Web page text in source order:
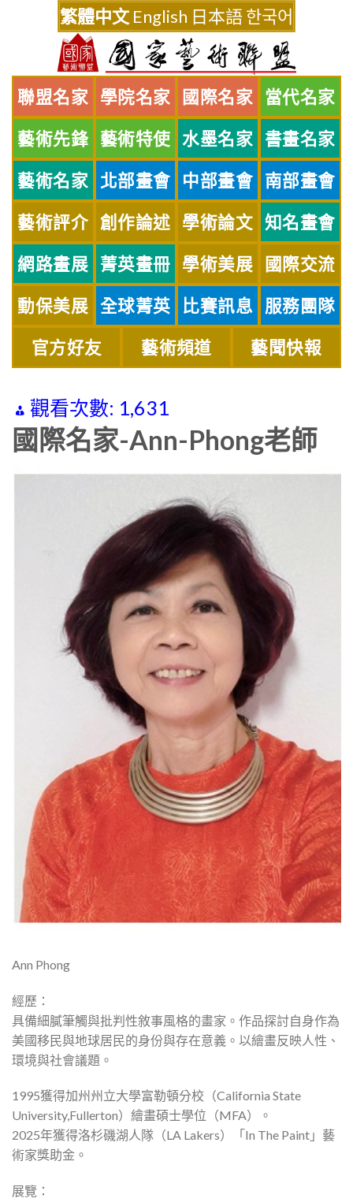
繁體中文 English 日本語한국어
聯盟名家 學院名家 國際名家 當代名家
藝術先鋒 藝術特使 水墨名家 書畫名家
藝術名家 北部畫會 中部畫會 南部畫會
藝術評介 創作論述 學術論文 知名畫會
網路畫展 菁英畫冊 學術美展 國際交流
動保美展 全球菁英 比賽訊息 服務團隊
官方好友 藝術頻道 藝聞快報
觀看次數: 1,631
國際名家-Ann-Phong老師
Ann Phong
經歷：
具備細膩筆觸與批判性敘事風格的畫家。作品探討自身作為
美國移民與地球居民的身份與存在意義。以繪畫反映人性、
環境與社會議題。
1995獲得加州州立大學富勒頓分校（California State
University,Fullerton）繪畫碩士學位（MFA）。
2025年獲得洛杉磯湖人隊（LA Lakers）「In The Paint」藝
術家獎助金。
展覽：